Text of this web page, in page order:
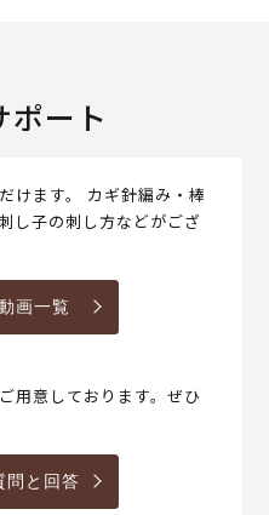
ポート
けます。 カギ針編み・棒
し子の刺し方などがござ
画一覧
用意しております。ぜひ
問と回答